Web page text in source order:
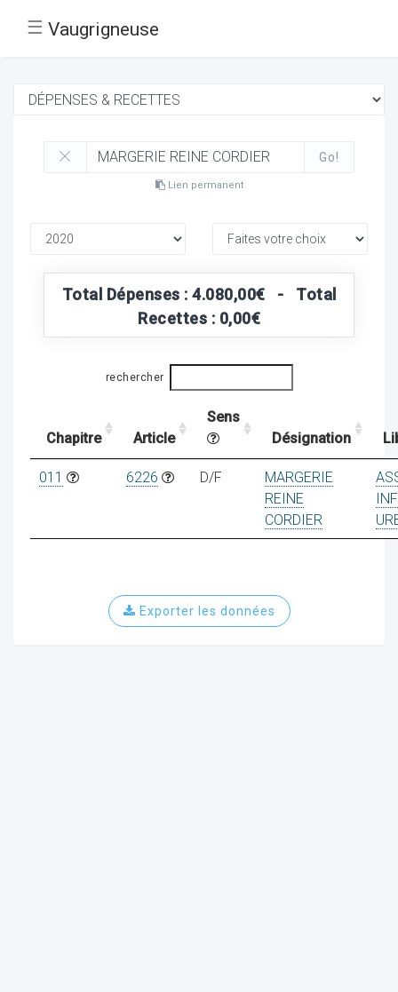
☰ Vaugrigneuse
Go!
Lien permanent
Total Dépenses : 4.080,00€ - Total
Recettes : 0,00€
rechercher
Chapitre Article
Sens
Désignation
011 6226 D/F
MARGERIE
REINE
CORDIER
Exporter les données